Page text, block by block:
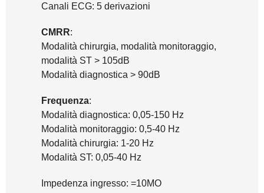
Canali ECG: 5 derivazioni
CMRR:
Modalità chirurgia, modalità monitoraggio,
modalità ST > 105dB
Modalità diagnostica > 90dB
Frequenza:
Modalità diagnostica: 0,05-150 Hz
Modalità monitoraggio: 0,5-40 Hz
Modalità chirurgia: 1-20 Hz
Modalità ST: 0,05-40 Hz
Impedenza ingresso: =10MO